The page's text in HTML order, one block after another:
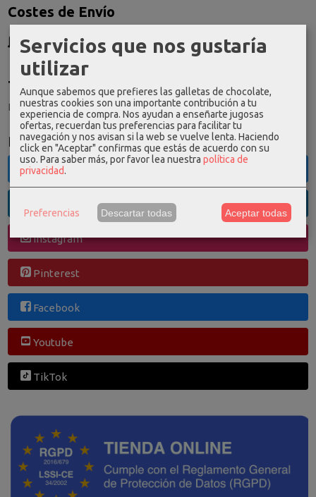
Costes de Envío
Consultar Destinos
Tu Carrito (0)
El carrito de la compra está vacío
Redes Sociales
Twitter
Instagram
Pinterest
Facebook
Youtube
TikTok
Servicios que nos gustaría
utilizar
Aunque sabemos que prefieres las galletas de chocolate,
nuestras cookies son una importante contribución a tu
experiencia de compra. Nos ayudan a enseñarte jugosas
ofertas, recuerdan tus preferencias para facilitar tu
navegación y nos avisan si la web se vuelve lenta. Haciendo
click en "Aceptar" confirmas que estás de acuerdo con su
uso. Para saber más, por favor lea nuestra política de
privacidad.
Preferencias Descartar todas Aceptar todas